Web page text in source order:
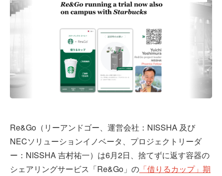
Re&Go（リーアンドゴー、運営会社：NISSHA 及び
NECソリューションイノベータ、プロジェクトリーダ
ー：NISSHA 吉村祐一）は6月2日、捨てずに返す容器の
シェアリングサービス「Re&Go」の 「借りるカップ」期